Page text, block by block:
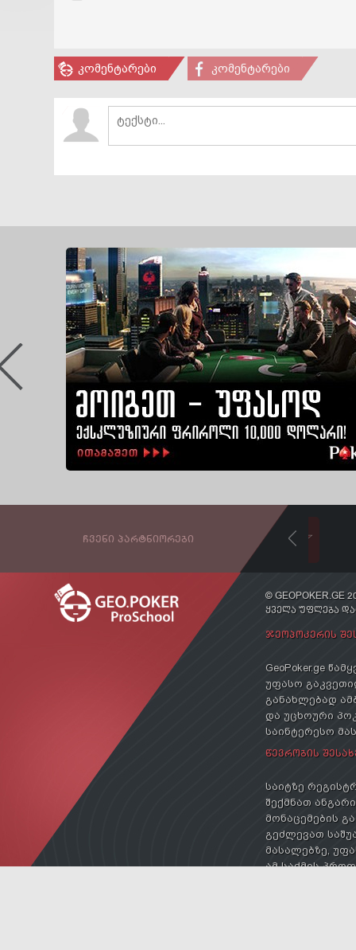
კომენტარები კომენტარები
ᲩᲕᲔᲜᲘ ᲞᲐᲠᲢᲜᲘᲝᲠᲔᲑᲘ
© GEOPOKER.GE
ᲧᲕᲔᲚᲐ ᲣᲤᲚᲔᲑᲐ
ᲯᲔᲝᲞᲝᲙᲔᲠᲘᲡ
GeoPoker.ge
უფასო
განახლებად
და უცხოური
საინტერესო
ᲬᲔᲕᲠᲝᲑᲘᲡ
საიტზე
შექმნათ
მონაცემების
გეძლევათ
მასალებზე,
ამ საქმის